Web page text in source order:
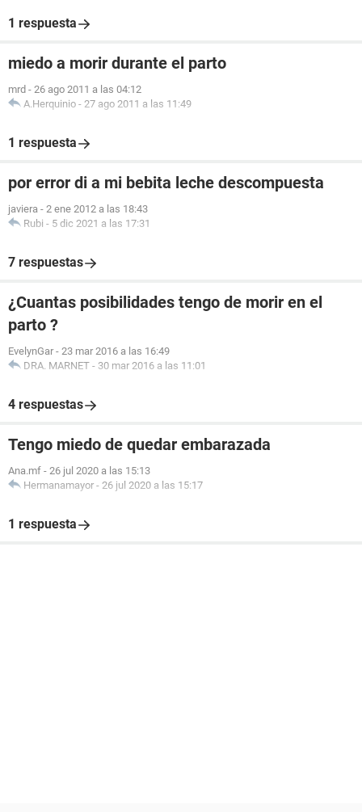
1 respuesta
miedo a morir durante el parto
mrd - 26 ago 2011 a las 04:12
A.Herquinio - 27 ago 2011 a las 11:49
1 respuesta
por error di a mi bebita leche descompuesta
javiera - 2 ene 2012 a las 18:43
Rubi - 5 dic 2021 a las 17:31
7 respuestas
¿Cuantas posibilidades tengo de morir en el
parto ?
EvelynGar - 23 mar 2016 a las 16:49
DRA. MARNET - 30 mar 2016 a las 11:01
4 respuestas
Tengo miedo de quedar embarazada
Ana.mf - 26 jul 2020 a las 15:13
Hermanamayor - 26 jul 2020 a las 15:17
1 respuesta